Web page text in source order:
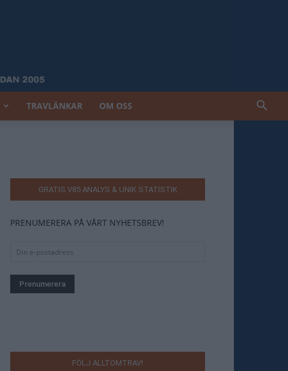
TRAVLÄNKAR OM OSS
GRATIS V85 ANALYS & UNIK STATISTIK
PRENUMERERA PÅ VÅRT NYHETSBREV!
FÖLJ ALLTOMTRAV!